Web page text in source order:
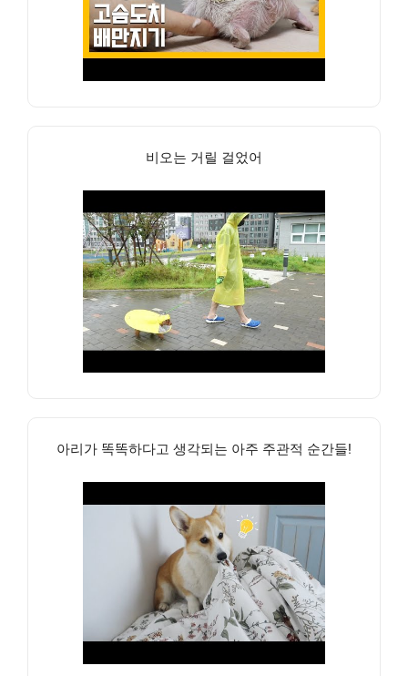
비오는 거릴 걸었어
아리가 똑똑하다고 생각되는 아주 주관적 순간들!